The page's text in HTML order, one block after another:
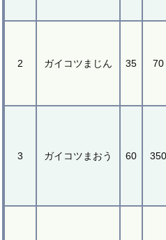
2 ガイコツまじん 35 70
3 ガイコツまおう 60 350